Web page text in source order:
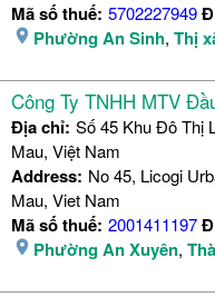
Mã số thuế: 5702227949
Phường An Sinh, Thị
Công Ty TNHH MTV
Địa chỉ: Số 45 Khu Đô Thị
Mau, Việt Nam
Address: No 45, Licogi
Mau, Viet Nam
Mã số thuế: 2001411197
Phường An Xuyên,